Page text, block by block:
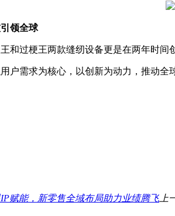
领全球
过梗王两款缝纫设备更是在两年时间
需求为核心，以创新为动力，推动全
赋能，新零售全域布局助力业绩腾飞 上